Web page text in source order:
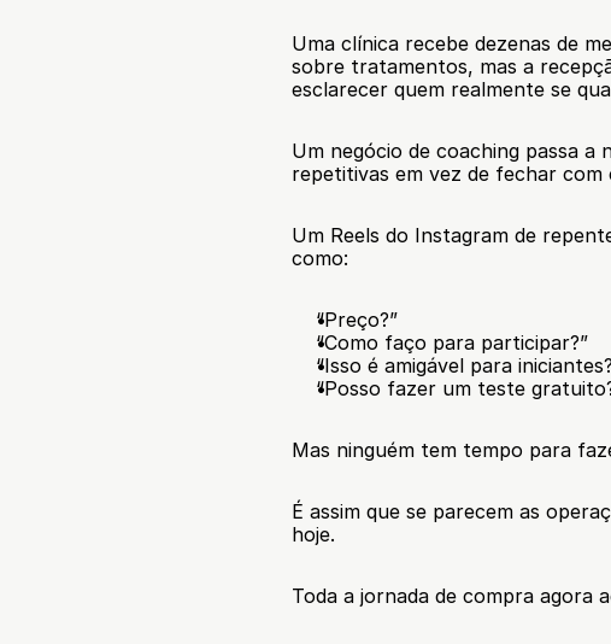
Uma clínica recebe dezenas de
sobre tratamentos, mas a
esclarecer quem realmente se
Um negócio de coaching passa
repetitivas em vez de fechar com
Um Reels do Instagram de
como:
“Preço?”
“Como faço para participar?”
“Isso é amigável para
“Posso fazer um teste
Mas ninguém tem tempo para
É assim que se parecem as
hoje.
Toda a jornada de compra agora